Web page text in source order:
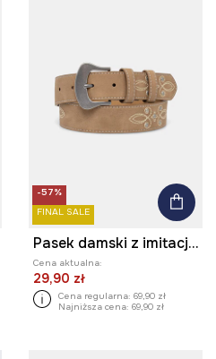
-57%
FINAL SALE
Pasek damski z imitacji zamszu
Cena aktualna:
29,90 zł
Cena regularna: 69,90 zł
Najniższa cena: 69,90 zł